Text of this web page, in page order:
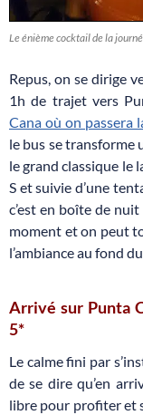
Le énième cocktail de la
Repus, on se dirige
1h de trajet vers
Cana où on passera
le bus se transforme
le grand classique le
S et suivie d’une
c’est en boîte de
moment et on peut
l’ambiance au fond
Arrivé sur Punta
5*
Le calme fini par
de se dire qu’en
libre pour profiter et